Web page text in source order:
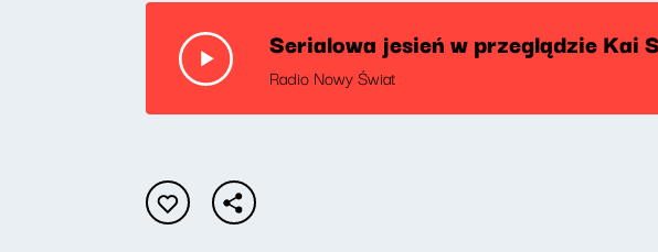
Serialowa jesień w przeglądzie Kai
Radio Nowy Świat